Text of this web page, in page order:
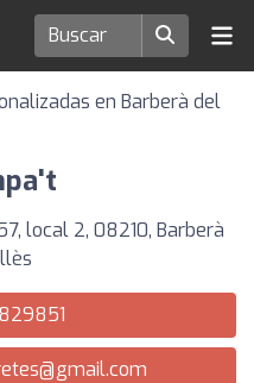
en Barberà del
local 2, 08210, Barberà